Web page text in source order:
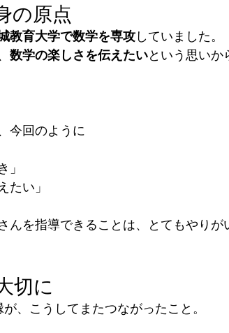
の原点
教育大学で数学を専攻 していました。
数学の楽しさを伝えたいという思いか
今回のように
」
たい」
んを指導できることは、とてもやりが
切に
、こうしてまたつながったこと。